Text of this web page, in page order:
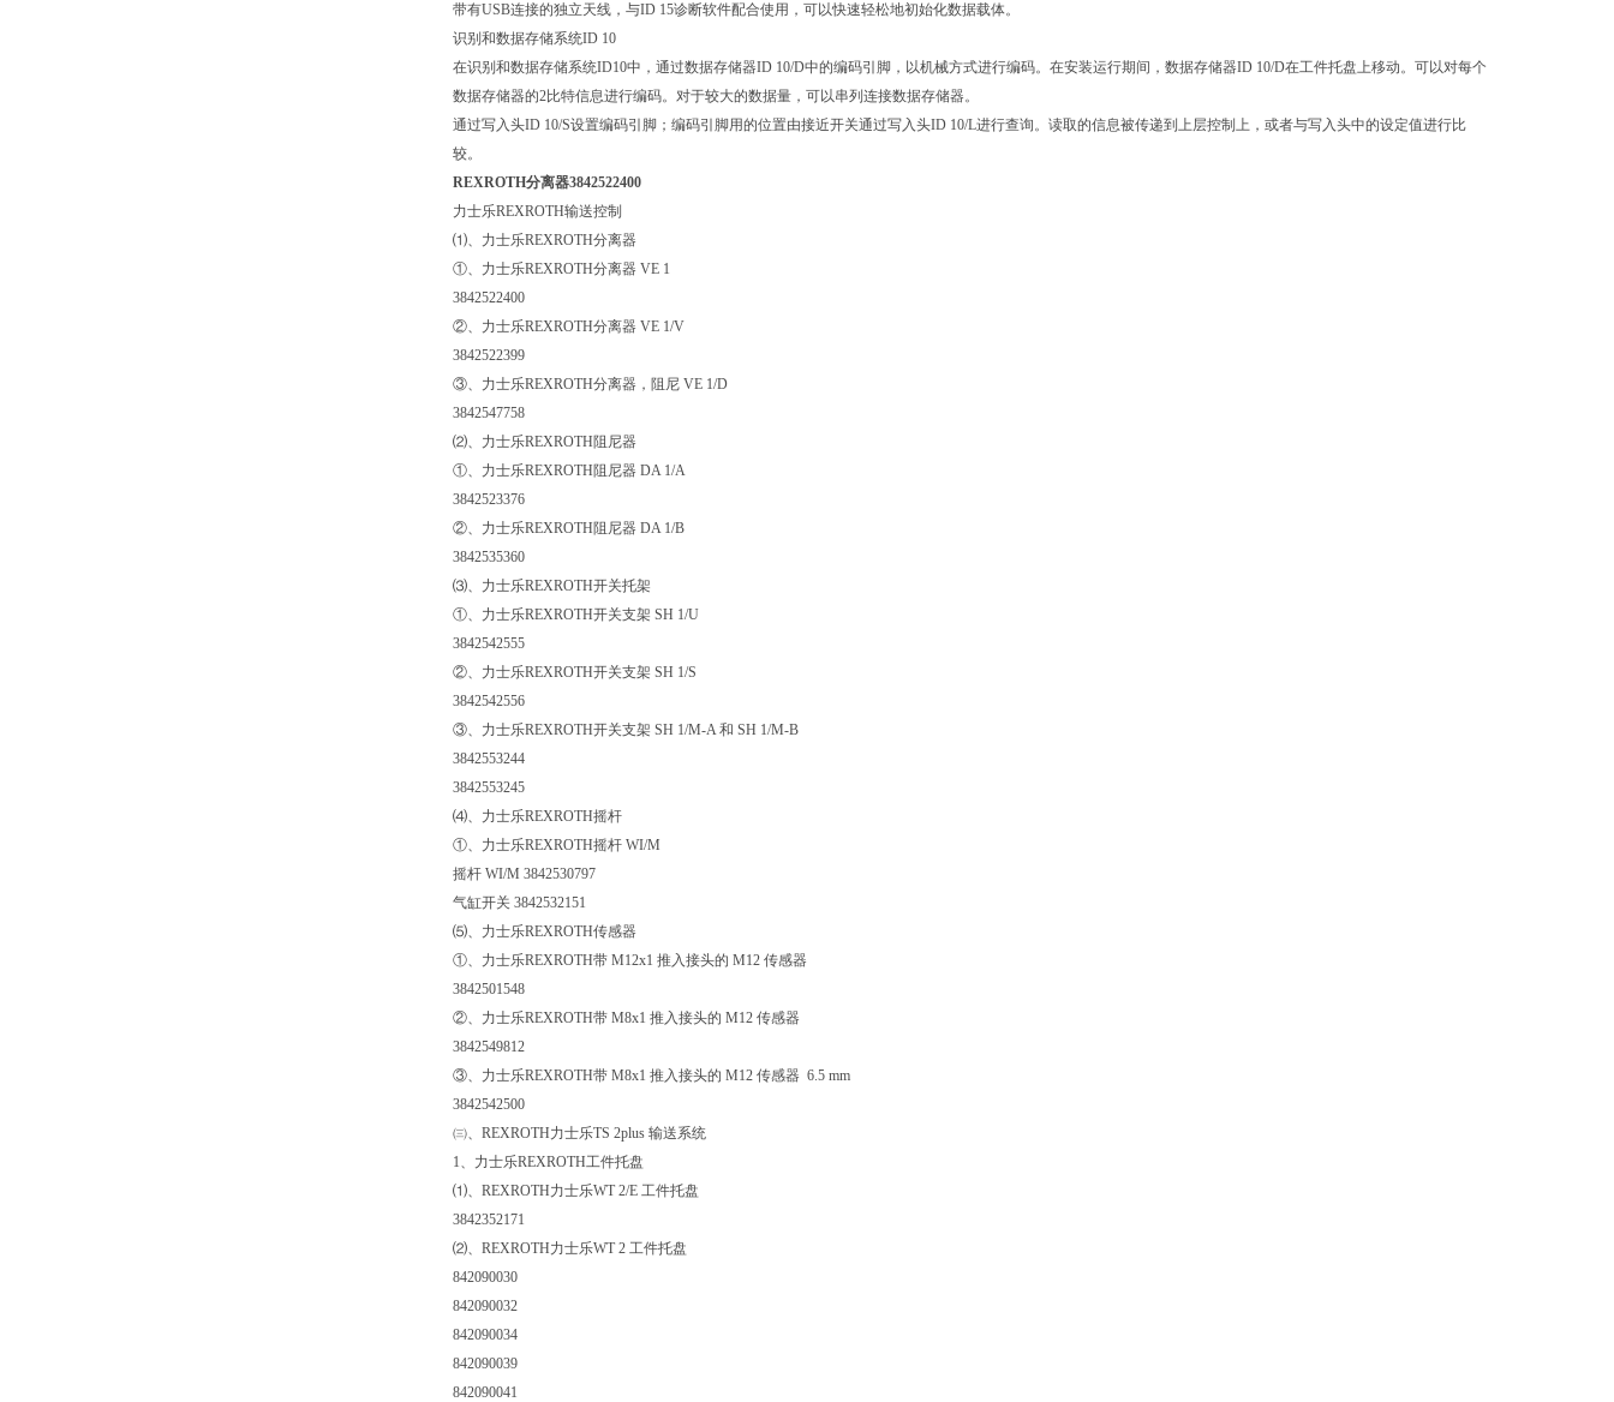
带有USB连接的独立天线，与ID 15诊断软件配合使用，可以快速轻松地初始化数据载体。
识别和数据存储系统ID 10
在识别和数据存储系统ID10中，通过数据存储器ID 10/D中的编码引脚，以机械方式进行编码。在安装运行期间，数据存储器ID 10/D在工件托盘上移动。可以对每个
数据存储器的2比特信息进行编码。对于较大的数据量，可以串列连接数据存储器。
通过写入头ID 10/S设置编码引脚；编码引脚用的位置由接近开关通过写入头ID 10/L进行查询。读取的信息被传递到上层控制上，或者与写入头中的设定值进行比
较。
REXROTH分离器3842522400
力士乐REXROTH输送控制
⑴、力士乐REXROTH分离器
①、力士乐REXROTH分离器 VE 1
3842522400
②、力士乐REXROTH分离器 VE 1/V
3842522399
③、力士乐REXROTH分离器，阻尼 VE 1/D
3842547758
⑵、力士乐REXROTH阻尼器
①、力士乐REXROTH阻尼器 DA 1/A
3842523376
②、力士乐REXROTH阻尼器 DA 1/B
3842535360
⑶、力士乐REXROTH开关托架
①、力士乐REXROTH开关支架 SH 1/U
3842542555
②、力士乐REXROTH开关支架 SH 1/S
3842542556
③、力士乐REXROTH开关支架 SH 1/M-A 和 SH 1/M-B
3842553244
3842553245
⑷、力士乐REXROTH摇杆
①、力士乐REXROTH摇杆 WI/M
摇杆 WI/M 3842530797
气缸开关 3842532151
⑸、力士乐REXROTH传感器
①、力士乐REXROTH带 M12x1 推入接头的 M12 传感器
3842501548
②、力士乐REXROTH带 M8x1 推入接头的 M12 传感器
3842549812
③、力士乐REXROTH带 M8x1 推入接头的 M12 传感器 6.5 mm
3842542500
㈢、REXROTH力士乐TS 2plus 输送系统
1、力士乐REXROTH工件托盘
⑴、REXROTH力士乐WT 2/E 工件托盘
3842352171
⑵、REXROTH力士乐WT 2 工件托盘
842090030
842090032
842090034
842090039
842090041